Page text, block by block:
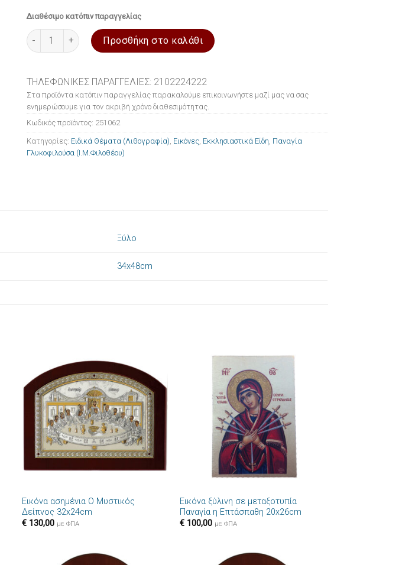
Διαθέσιμο κατόπιν παραγγελίας
Εικόνα ξύλινη Ειδικά Θέματα (Λιθογραφία) Παναγία Γλυκοφιλούσα (Ι.Μ.Φιλοθέου) 34x48cm
Προσθήκη στο καλάθι
ΤΗΛΕΦΩΝΙΚΕΣ ΠΑΡΑΓΓΕΛΙΕΣ: 2102224222
Στα προϊόντα κατόπιν παραγγελίας παρακαλούμε επικοινωνήστε μαζί μας να σας
ενημερώσουμε για τον ακριβή χρόνο διαθεσιμότητας.
Κωδικός προϊόντος: 251062
Κατηγορίες: Ειδικά Θέματα (Λιθογραφία) Εικόνες Εκκλησιαστικά Είδη Παναγία
Γλυκοφιλούσα (Ι.Μ.Φιλοθέου)
Ξύλο
34x48cm
Πρόσθήκη
στην λίστα
επιθυμιών
Εικόνα ασημένια Ο Μυστικός
Δείπνος 32x24cm
€ 130,00 με ΦΠΑ
επιθυμιών
Εικόνα ξύλινη σε μεταξοτυπία
Παναγία η Επτάσπαθη 20x26cm
€100,00 με ΦΠΑ